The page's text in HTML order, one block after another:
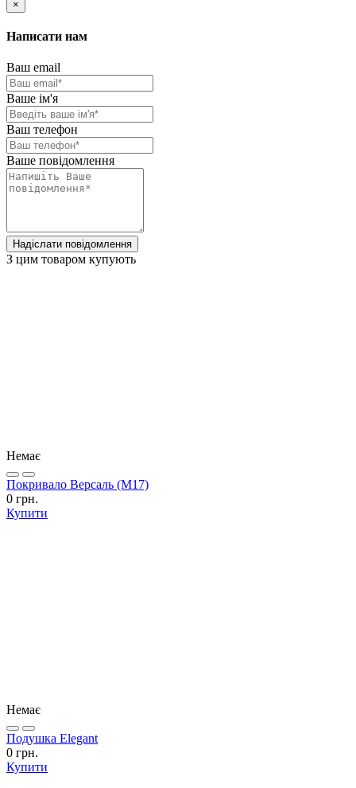
×
Написати нам
Ваш email
Ваше ім'я
Ваш телефон
Ваше повідомлення
Надіслати повідомлення
З цим товаром купують
Немає
Покривало Версаль (М17)
0 грн.
Купити
Немає
Подушка Elegant
0 грн.
Купити